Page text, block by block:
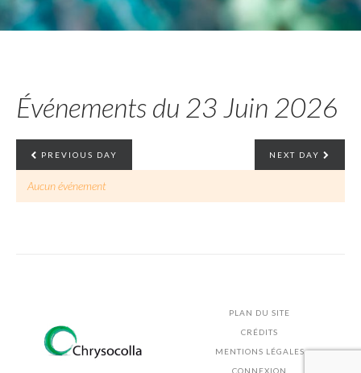
Événements du 23 Juin 2026
PREVIOUS DAY NEXT DAY
Aucun événement
PLAN DU SITE
CRÉDITS
MENTIONS LÉGALES
CONNEXION